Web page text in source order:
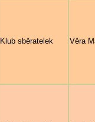
Klub sběratelek Věra